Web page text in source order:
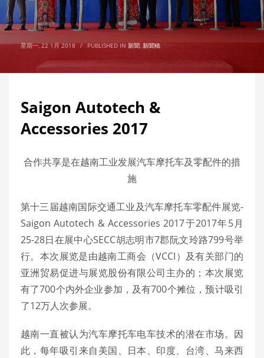
星期一, 22 1月 2018 / PUBLISHED IN 新聞, 新聞稿
Saigon Autotech &
Accessories 2017
合作共享是在越南工业发展汽车摩托车及零配件的措
施
第十三届越南国际交通工业及汽车摩托车零配件展览-
Saigon Autotech & Accessories 2017于2017年5月
25-28日在展中心SECC胡志明市7郡阮文玲路799号举
行。本次展览是由越南工商会（VCCI）及有关部门的
亚洲贸易促进与展览股份有限公司主办的；本次展览
有了700个内外企业参加，及有700个摊位，预计吸引
了12万人次参展。
越南一直被认为汽车摩托车电车技术的潜在市场。因
此，每年吸引来自美国、日本、印度、台湾、马来西